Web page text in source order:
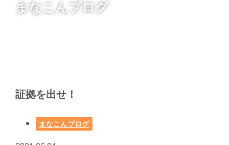
まなこんブログ
証拠を出せ！
まなこんブログ